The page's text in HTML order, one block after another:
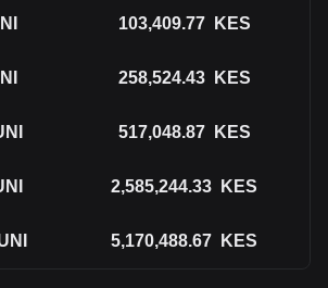
103,409.77 KES
258,524.43 KES
517,048.87 KES
2,585,244.33 KES
5,170,488.67 KES